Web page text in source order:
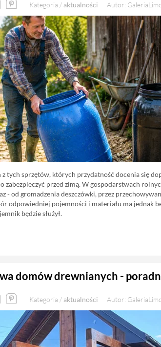
Kategoria /aktualności Autor:
z tych sprzętów, których przydatność docenia się
zabezpieczyć przed zimą. W gospodarstwach
- od gromadzenia deszczówki, przez
odpowiedniej pojemności i materiału ma jednak
będzie służył.
domów drewnianych -
Kategoria /aktualności Autor: